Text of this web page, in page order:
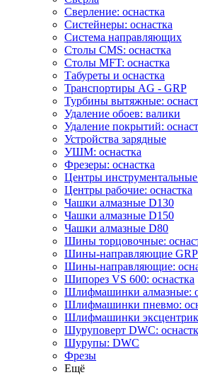
Сверление: оснастка
Систейнеры: оснастка
Система направляющих
Столы CMS: оснастка
Столы MFT: оснастка
Табуреты и оснастка
Транспортиры AG - GRP
Турбины вытяжные:
Удаление обоев: валики
Удаление покрытий:
Устройства зарядные
УШМ: оснастка
Фрезеры: оснастка
Центры
Центры рабочие: оснастка
Чашки алмазные D130
Чашки алмазные D150
Чашки алмазные D80
Шины торцовочные:
Шины-направляющие GRP
Шины-направляющие:
Шипорез VS 600: оснастка
Шлифмашинки алмазные:
Шлифмашинки пневмо:
Шлифмашинки
Шуруповерт DWC:
Шурупы: DWC
Фрезы
Ещё